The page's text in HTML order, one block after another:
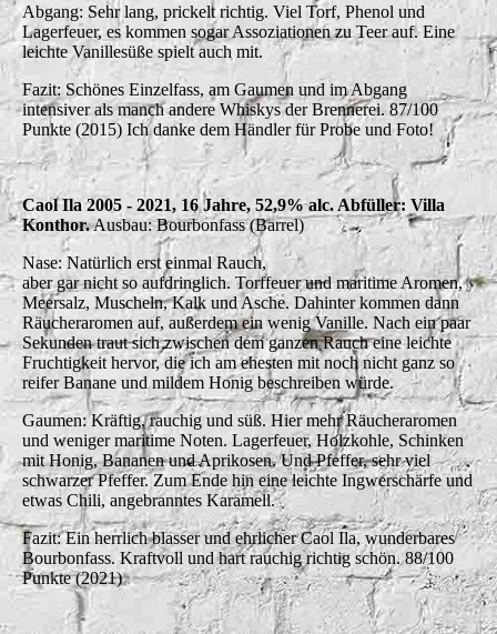
Abgang: Sehr lang, prickelt richtig. Viel Torf, Phenol und
Lagerfeuer, es kommen sogar Assoziationen zu Teer auf. Eine
leichte Vanillesüße spielt auch mit.
Fazit: Schönes Einzelfass, am Gaumen und im Abgang
intensiver als manch andere Whiskys der Brennerei. 87/100
Punkte (2015) Ich danke dem Händler für Probe und Foto!
Caol Ila 2005 - 2021, 16 Jahre, 52,9% alc. Abfüller: Villa
Konthor.Ausbau: Bourbonfass (Barrel)
Nase: Natürlich erst einmal Rauch,
aber gar nicht so aufdringlich. Torffeuer und maritime Aromen,
Meersalz, Muscheln, Kalk und Asche. Dahinter kommen dann
Räucheraromen auf, außerdem ein wenig Vanille. Nach ein paar
Sekunden traut sich zwischen dem ganzen Rauch eine leichte
Fruchtigkeit hervor, die ich am ehesten mit noch nicht ganz so
reifer Banane und mildem Honig beschreiben würde.
Gaumen: Kräftig, rauchig und süß. Hier mehr Räucheraromen
und weniger maritime Noten. Lagerfeuer, Holzkohle, Schinken
mit Honig, Bananen und Aprikosen. Und Pfeffer, sehr viel
schwarzer Pfeffer. Zum Ende hin eine leichte Ingwerschärfe und
etwas Chili, angebranntes Karamell.
Fazit: Ein herrlich blasser und ehrlicher Caol Ila, wunderbares
Bourbonfass. Kraftvoll und hart rauchig richtig schön. 88/100
Punkte (2021)